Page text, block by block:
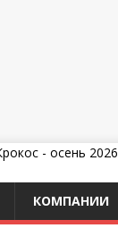
КОМПАНИИ